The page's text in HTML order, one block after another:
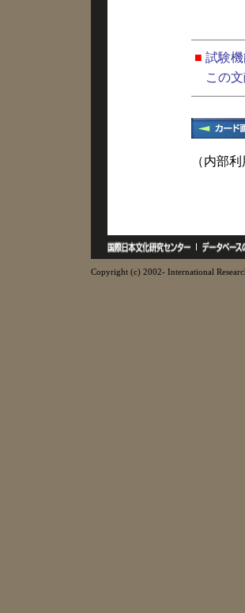
■ 試験
この
（内部
Copyright (c) 2002- International